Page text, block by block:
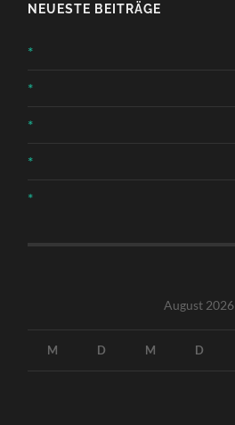
NEUESTE BEITRÄGE
*
*
*
*
*
August 2026
M D M D